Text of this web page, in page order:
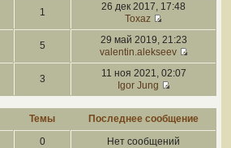
1
26 дек 2017, 17:48
Toxaz
5
29 май 2019, 21:23
valentin.alekseev
3
11 ноя 2021, 02:07
Igor Jung
Темы Последнее сообщение
0 Нет сообщений